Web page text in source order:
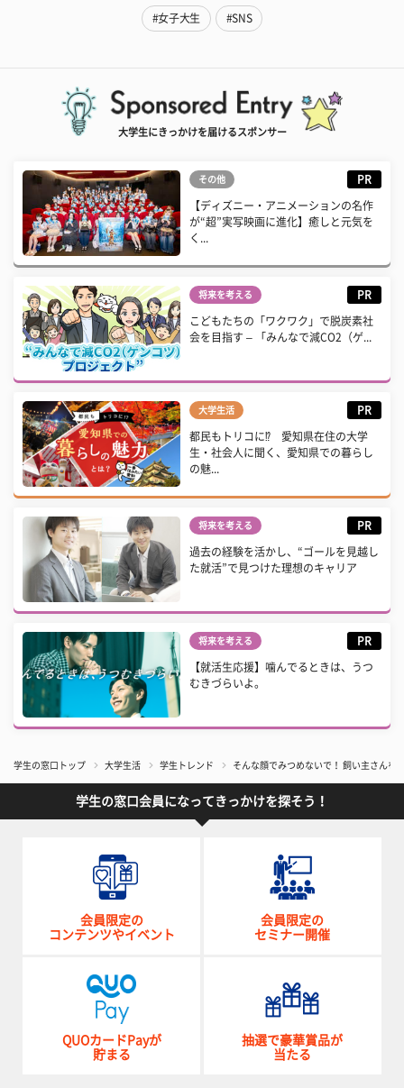
#女子大生 #SNS
大学生にきっかけを届けるスポンサー
その他 PR
【ディズニー・アニメーションの名作
が“超”実写映画に進化】癒しと元気を
く...
将来を考える PR
こどもたちの「ワクワク」で脱炭素社
会を目指す – 「みんなで減CO2（ゲ...
大学生活 PR
都民もトリコに⁉ 愛知県在住の大学
生・社会人に聞く、愛知県での暮らし
の魅...
将来を考える PR
過去の経験を活かし、“ゴールを見越し
た就活”で見つけた理想のキャリア
将来を考える PR
【就活生応援】噛んでるときは、うつ
むきづらいよ。
学生の窓口トップ 大学生活 学生トレンド そんな顔でみつめないで！ 飼い主さん
学生の窓口会員になってきっかけを探そう！
会員限定の
コンテンツやイベント
会員限定の
セミナー開催
QUOカードPayが
貯まる
抽選で豪華賞品が
当たる